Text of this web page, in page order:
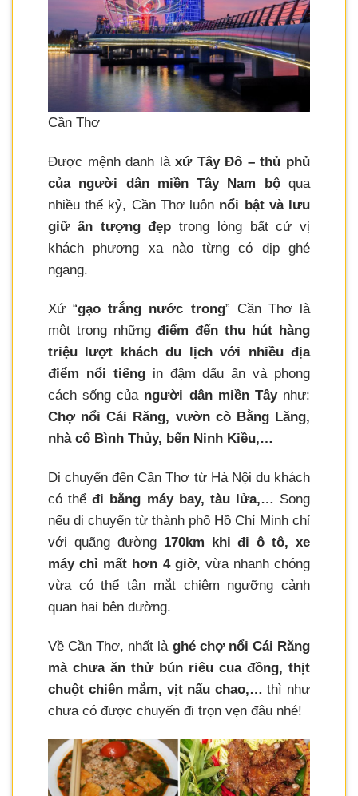
Cần Thơ
Được mệnh danh làxứ Tây Đô – thủ phủ
của người dân miền Tây Nam bộqua
nhiều thế kỷ, Cần Thơ luôn nổi bật và lưu
giữ ấn tượng đẹp trong lòng bất cứ vị
khách phương xa nào từng có dịp ghé
ngang.
Xứ “gạo trắng nước trong” Cần Thơ là
một trong những điểm đến thu hút hàng
triệu lượt khách du lịch với nhiều địa
điểm nổi tiếngin đậm dấu ấn và phong
cách sống của người dân miền Tâynhư:
Chợ nổi Cái Răng, vườn cò Bằng Lăng,
nhà cổ Bình Thủy, bến Ninh Kiều,…
Di chuyển đến Cần Thơ từ Hà Nội du khách
có thểđi bằng máy bay, tàu lửa,… Song
nếu di chuyển từ thành phố Hồ Chí Minh chỉ
với quãng đường170km khi đi ô tô, xe
máy chỉ mất hơn 4 giờ, vừa nhanh chóng
vừa có thể tận mắt chiêm ngưỡng cảnh
quan hai bên đường.
Về Cần Thơ, nhất là ghé chợ nổi Cái Răng
mà chưa ăn thử bún riêu cua đồng, thịt
chuột chiên mắm, vịt nấu chao,… thì như
chưa có được chuyến đi trọn vẹn đâu nhé!